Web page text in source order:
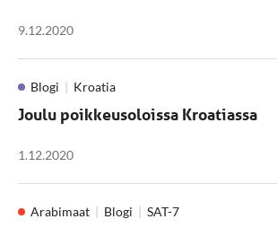
9.12.2020
Blogi Kroatia
Joulu poikkeusoloissa Kroatiassa
1.12.2020
Arabimaat Blogi SAT-7